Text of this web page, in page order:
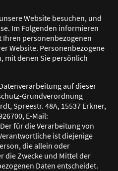
Website besuchen, und
Im Folgenden informieren
Ihren personenbezogenen
Website. Personenbezogene
mit denen Sie persönlich
auf dieser
Grundverordnung
Spreestr. 48A, 15537 Erkner,
E-Mail:
für die Verarbeitung von
ist diejenige
die allein oder
die Zwecke und Mittel der
Daten entscheidet.